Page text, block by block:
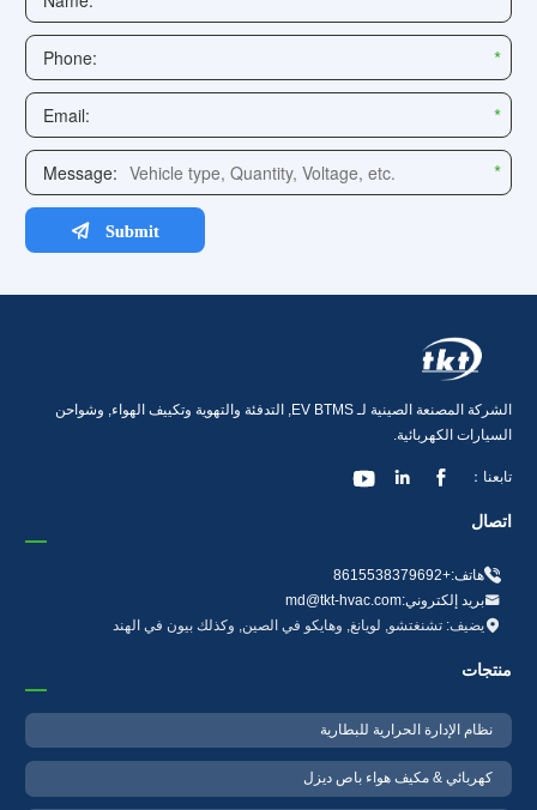
الشركة المصنعة الصينية لـ EV BTMS, التدفئة والتهوية وتكييف الهواء, وشواحن
السيارات الكهربائية.
تابعنا： 


اتصال
هاتف:+8615538379692
بريد إلكتروني:md@tkt-hvac.com
يضيف: تشنغتشو, لويانغ, وهايكو في الصين, وكذلك بيون في الهند
منتجات
نظام الإدارة الحرارية للبطارية
كهربائي & مكيف هواء باص ديزل